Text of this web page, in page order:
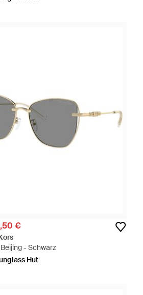
€
- Schwarz
Hut